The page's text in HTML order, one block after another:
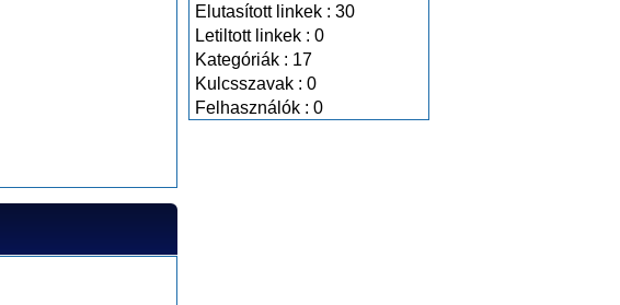
Elutasított linkek : 30
Letiltott linkek : 0
Kategóriák : 17
Kulcsszavak : 0
Felhasználók : 0